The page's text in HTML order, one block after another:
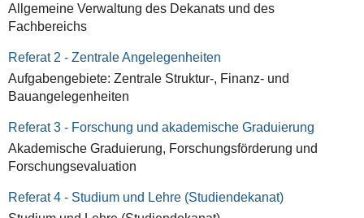
Allgemeine Verwaltung des Dekanats und des
Fachbereichs
Referat 2 - Zentrale Angelegenheiten
Aufgabengebiete: Zentrale Struktur-, Finanz- und
Bauangelegenheiten
Referat 3 - Forschung und akademische Graduierung
Akademische Graduierung, Forschungsförderung und
Forschungsevaluation
Referat 4 - Studium und Lehre (Studiendekanat)